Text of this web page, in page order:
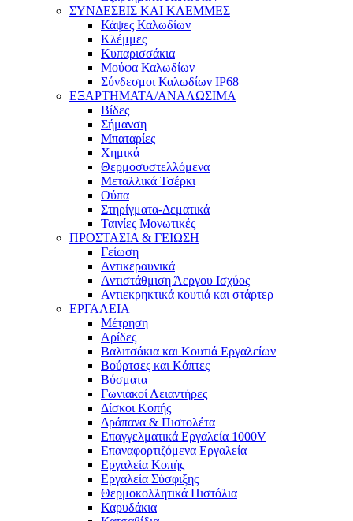
ΣΥΝΔΕΣΕΙΣ ΚΑΙ ΚΛΕΜΜΕΣ
Κάψες Καλωδίων
Κλέμμες
Κυπαρισσάκια
Μούφα Καλωδίων
Σύνδεσμοι Καλωδίων IP68
ΕΞΑΡΤΗΜΑΤΑ/ΑΝΑΛΩΣΙΜΑ
Βίδες
Σήμανση
Μπαταρίες
Χημικά
Θερμοσυστελλόμενα
Μεταλλικά Τσέρκι
Ούπα
Στηρίγματα-Δεματικά
Ταινίες Μονωτικές
ΠΡΟΣΤΑΣΙΑ & ΓΕΙΩΣΗ
Γείωση
Αντικεραυνικά
Αντιστάθμιση Άεργου Ισχύος
Αντιεκρηκτικά κουτιά και στάρτερ
ΕΡΓΑΛΕΙΑ
Μέτρηση
Αρίδες
Βαλιτσάκια και Κουτιά Εργαλείων
Βούρτσες και Κόπτες
Βύσματα
Γωνιακοί Λειαντήρες
Δίσκοι Κοπής
Δράπανα & Πιστολέτα
Επαγγελματικά Εργαλεία 1000V
Επαναφορτιζόμενα Εργαλεία
Εργαλεία Κοπής
Εργαλεία Σύσφιξης
Θερμοκολλητικά Πιστόλια
Καρυδάκια